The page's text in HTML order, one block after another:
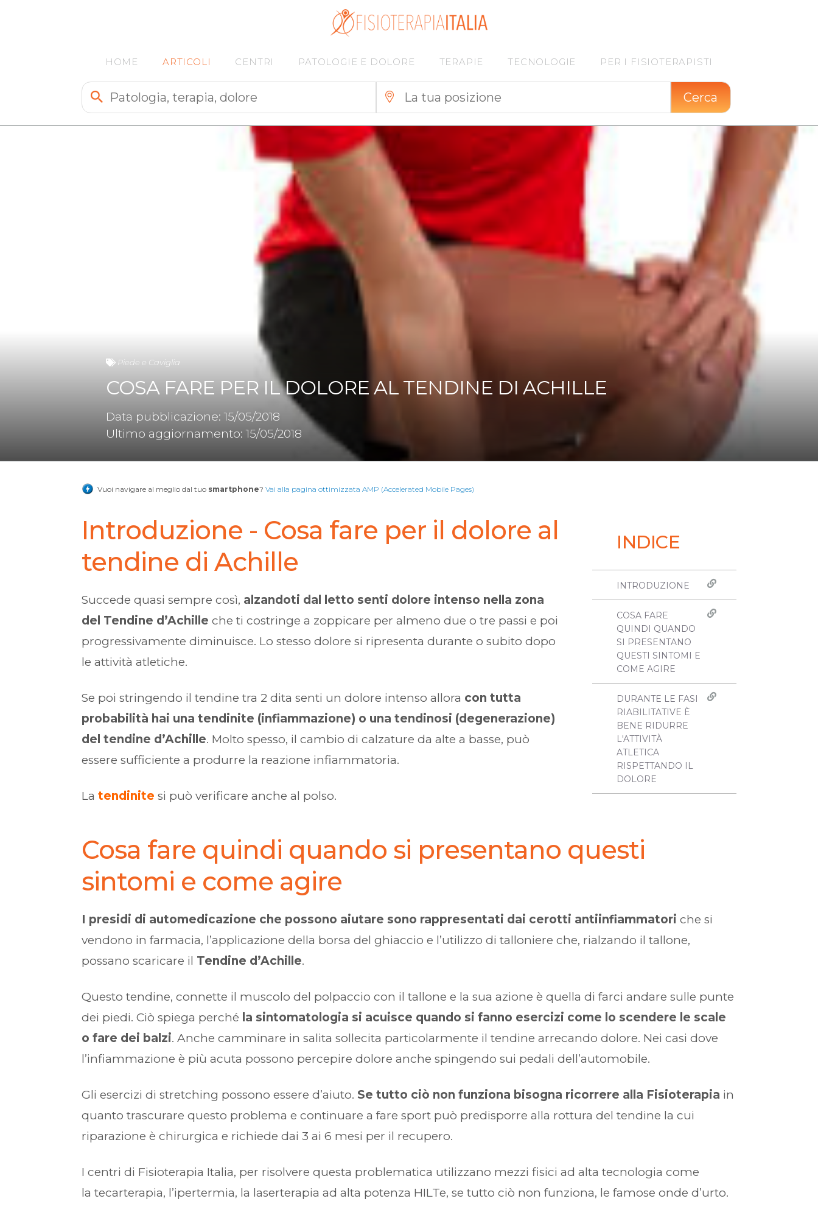
HOME ARTICOLI CENTRI PATOLOGIE E DOLORE TERAPIE TECNOLOGIE PER I FISIOTERAPISTI
Cerca
Piede e Caviglia
COSA FARE PER IL DOLORE AL TENDINE DI ACHILLE
Data pubblicazione: 15/05/2018
Ultimo aggiornamento: 15/05/2018
Vuoi navigare al meglio dal tuo smartphone?Vai alla pagina ottimizzata AMP (Accelerated Mobile Pages)
Introduzione - Cosa fare per il dolore al
tendine di Achille
Succede quasi sempre così, alzandoti dal letto senti dolore intenso nella zona
del Tendine d’Achille che ti costringe a zoppicare per almeno due o tre passi e poi
progressivamente diminuisce. Lo stesso dolore si ripresenta durante o subito dopo
le attività atletiche.
Se poi stringendo il tendine tra 2 dita senti un dolore intenso allora con tutta
probabilità hai una tendinite (infiammazione) o una tendinosi (degenerazione)
del tendine d’Achille. Molto spesso, il cambio di calzature da alte a basse, può
essere sufficiente a produrre la reazione infiammatoria.
Latendinite si può verificare anche al polso.
INDICE
INTRODUZIONE
COSA FARE
QUINDI QUANDO
SI PRESENTANO
QUESTI SINTOMI E
COME AGIRE
DURANTE LE FASI
RIABILITATIVE È
BENE RIDURRE
L'ATTIVITÀ
ATLETICA
RISPETTANDO IL
DOLORE
Cosa fare quindi quando si presentano questi
sintomi e come agire
I presidi di automedicazione che possono aiutare sono rappresentati dai cerotti antiinfiammatoriche si
vendono in farmacia, l’applicazione della borsa del ghiaccio e l’utilizzo di talloniere che, rialzando il tallone,
possano scaricare il Tendine d’Achille.
Questo tendine, connette il muscolo del polpaccio con il tallone e la sua azione è quella di farci andare sulle punte
dei piedi. Ciò spiega perché la sintomatologia si acuisce quando si fanno esercizi come lo scendere le scale
o fare dei balzi. Anche camminare in salita sollecita particolarmente il tendine arrecando dolore. Nei casi dove
l’infiammazione è più acuta possono percepire dolore anche spingendo sui pedali dell’automobile.
Gli esercizi di stretching possono essere d’aiuto. Se tutto ciò non funziona bisogna ricorrere alla Fisioterapia in
quanto trascurare questo problema e continuare a fare sport può predisporre alla rottura del tendine la cui
riparazione è chirurgica e richiede dai 3 ai 6 mesi per il recupero.
I centri di Fisioterapia Italia, per risolvere questa problematica utilizzano mezzi fisici ad alta tecnologia come
la tecarterapia, l’ipertermia, la laserterapia ad alta potenza HILTe, se tutto ciò non funziona, le famose onde d’urto.